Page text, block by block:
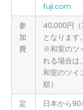
fuji.com
参
加
費
40,000円
となります。
※和室のツ
れる場合は
和室のツイ
順）
定
日本から90